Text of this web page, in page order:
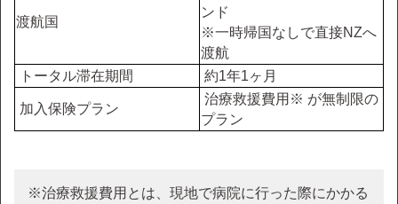
渡航国
ンド
※一時帰国なしで直接NZへ
渡航
トータル滞在期間
約1年1ヶ月
加入保険プラン
治療救援費用※ が無制限の
プラン
※治療救援費用とは、現地で病院に行った際にかかる